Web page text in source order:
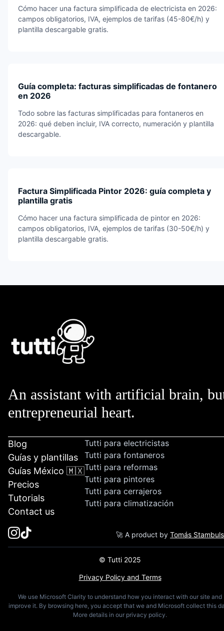
Cómo hacer una factura simplificada de electricista en 2026:
campos obligatorios, IVA, ejemplos de tarifas (45-80€/h) y
plantilla descargable gratis.
Guía completa: facturas simplificadas de fontanero
en 2026
Todo sobre las facturas simplificadas para fontaneros en
2026: qué deben incluir, IVA correcto, numeración y plantilla
descargable.
Factura Simplificada Pintor 2026: guía completa y
plantilla gratis
Cómo hacer una factura simplificada de pintor en 2026:
campos obligatorios, IVA, ejemplos de tarifas (30-50€/h) y
plantilla descargable gratis.
An assistant with artificial brain,
entrepreneurial heart.
Blog
Guías y plantillas
Guías México 🇲🇽
Precios
Tutorials
Contact us
Tutti para electricistas
Tutti para fontaneros
Tutti para reformas
Tutti para pintores
Tutti para cerrajeros
Tutti para climatización
🚀 A product by Tomás
© Tutti 2025
Privacy Policy and Terms
We use Microsoft Clarity to understand how you interact with our site and
improve it. By browsing here, you accept that we and Microsoft collect this
More details in our privacy policy.